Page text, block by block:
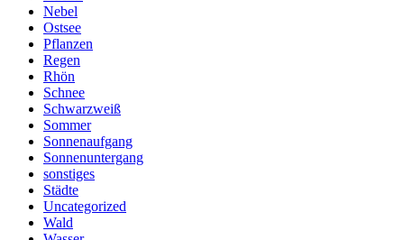
Nebel
Ostsee
Pflanzen
Regen
Rhön
Schnee
Schwarzweiß
Sommer
Sonnenaufgang
Sonnenuntergang
sonstiges
Städte
Uncategorized
Wald